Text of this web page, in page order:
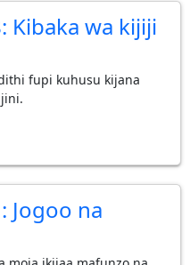
Kibaka wa kijiji
fupi kuhusu kijana
Jogoo na